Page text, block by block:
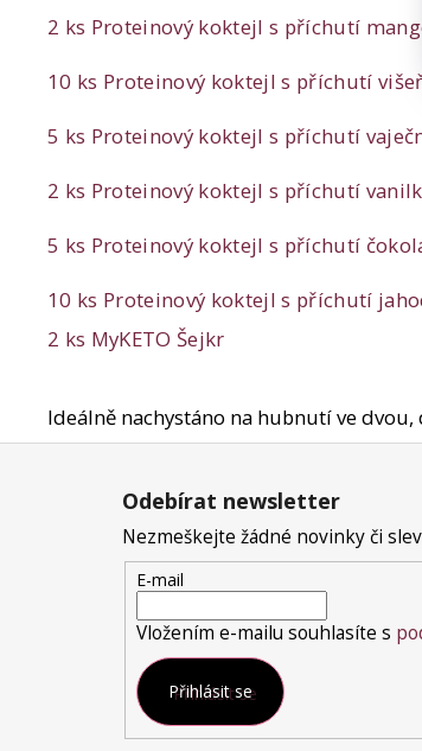
2 ks Proteinový koktejl s příchutí
10 ks Proteinový koktejl s příchutí
5 ks Proteinový koktejl s příchutí
2 ks Proteinový koktejl s příchutí
5 ks Proteinový koktejl s příchutí
10 ks Proteinový koktejl s příchutí
2 ks MyKETO Šejkr
Ideálně nachystáno na hubnutí ve
Z
Odebírat newsletter
Nezmeškejte žádné novinky či
E-mail
Vložením e-mailu souhlasíte s
Přihlásit se